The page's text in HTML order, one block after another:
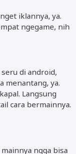
iklannya, ya.
ngegame, nih
di android,
menantang, ya.
Langsung
cara bermainnya.
ngga bisa